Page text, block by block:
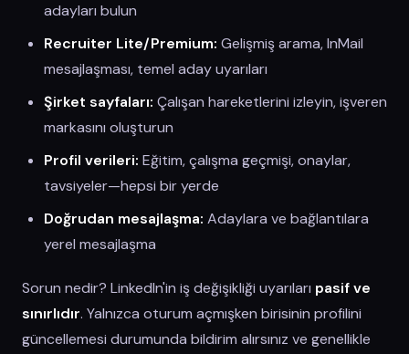
adayları bulun
Recruiter Lite/Premium: Gelişmiş arama, InMail
mesajlaşması, temel aday uyarıları
Şirket sayfaları: Çalışan hareketlerini izleyin, işveren
markasını oluşturun
Profil verileri: Eğitim, çalışma geçmişi, onaylar,
tavsiyeler—hepsi bir yerde
Doğrudan mesajlaşma: Adaylara ve bağlantılara
yerel mesajlaşma
Sorun nedir? LinkedIn'in iş değişikliği uyarıları pasif ve
sınırlıdır. Yalnızca oturum açmışken birisinin profilini
güncellemesi durumunda bildirim alırsınız ve genellikle